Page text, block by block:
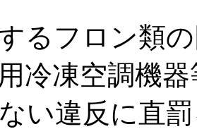
るフロン類
用冷凍空調機
い違反に直